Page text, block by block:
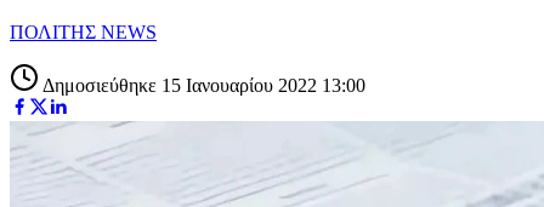
ΠΟΛΙΤΗΣ NEWS
Δημοσιεύθηκε 15 Ιανουαρίου 2022 13:00